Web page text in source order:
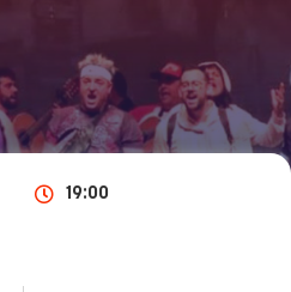
19:00